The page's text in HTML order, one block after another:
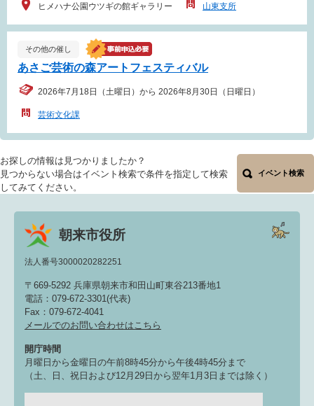
ヒメハナ公園ウツギの館ギャラリー 山東支所
その他の催し
あさご芸術の森アートフェスティバル
2026年7月18日（土曜日）から 2026年8月30日（日曜日）
芸術文化課
お探しの情報は見つかりましたか？
見つからない場合はイベント検索で条件を指定して検索
してみてください。
イベント検索
朝来市役所
法人番号3000020282251
〒669-5292 兵庫県朝来市和田山町東谷213番地1
電話：079-672-3301(代表)
Fax：079-672-4041
メールでのお問い合わせはこちら
開庁時間
月曜日から金曜日の午前8時45分から午後4時45分まで
（土、日、祝日および12月29日から翌年1月3日までは除く）